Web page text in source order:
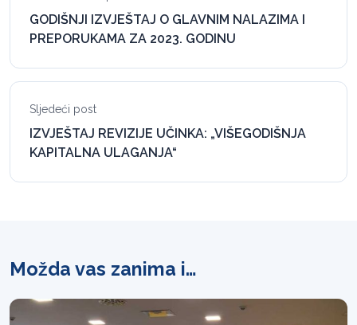
GODIŠNJI IZVJEŠTAJ O GLAVNIM NALAZIMA I
PREPORUKAMA ZA 2023. GODINU
Sljedeći post
IZVJEŠTAJ REVIZIJE UČINKA: „VIŠEGODIŠNJA
KAPITALNA ULAGANJA“
Možda vas zanima i…